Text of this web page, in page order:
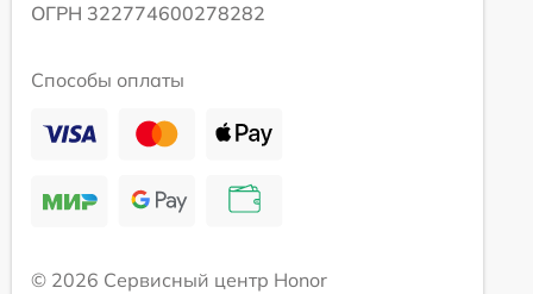
ОГРН 322774600278282
Способы оплаты
© 2026 Сервисный центр Honor